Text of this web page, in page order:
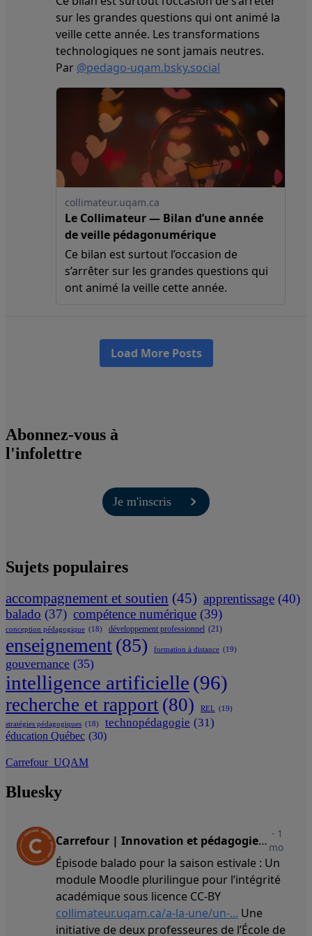
Abonnez-vous à
l'infolettre
Je m'inscris
Sujets populaires
accompagnement et soutien (45) apprentissage (40)
balado (37) compétence numérique (39)
conception pédagogique (18) développement professionnel (21)
enseignement(85) formation à distance (19)
gouvernance (35)
intelligence artificielle (96)
recherche et rapport (80) REL (19)
stratégies pédagogiques (18) technopédagogie (31)
éducation Québec (30)
Carrefour_UQAM
Bluesky